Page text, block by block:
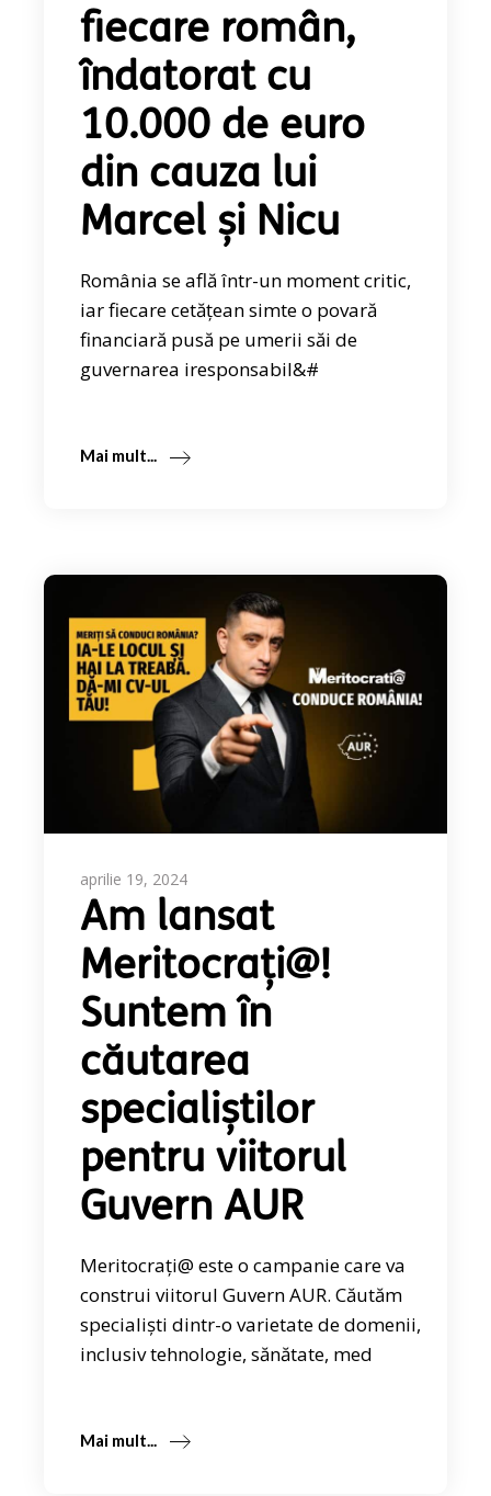
fiecare român,
îndatorat cu
10.000 de euro
din cauza lui
Marcel și Nicu
România se află într-un moment critic,
iar fiecare cetățean simte o povară
financiară pusă pe umerii săi de
guvernarea iresponsabil&#
Mai mult...
aprilie 19, 2024
Am lansat
Meritocrați@!
Suntem în
căutarea
specialiștilor
pentru viitorul
Guvern AUR
Meritocrați@ este o campanie care va
construi viitorul Guvern AUR. Căutăm
specialiști dintr-o varietate de domenii,
inclusiv tehnologie, sănătate, med
Mai mult...